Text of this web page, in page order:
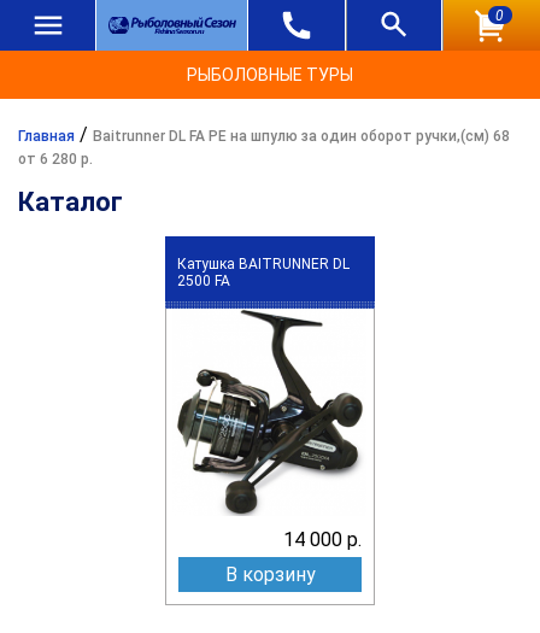
0
РЫБОЛОВНЫЕ ТУРЫ
Главная / Baitrunner DL FA PE на шпулю за один оборот ручки,(см) 68
от 6 280 р.
Каталог
Катушка BAITRUNNER DL
2500 FA
14 000 р.
В корзину